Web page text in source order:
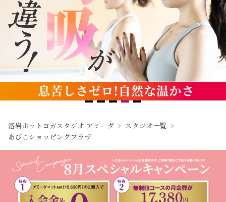
溶岩ホットヨガスタジオ アミーダ
スタジオ一覧
あびこショッピングプラザ
TEL
FAX
最寄駅/アクセ
レッスン強度
★★★
レッスン内容
深い呼吸でゆったりと動くクラス。自律神経の
バランスを整え身体をぽかぽかと温めたり、腸
内環境を改善することで免疫力の向上を目指し
ていきます。ストレスを緩和し、心身のバランス
【効果】
免疫力向上、呼吸を深める、血流アップ、リン
パの流れ促進
体験予約する